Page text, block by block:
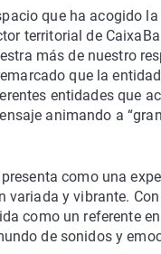
que ha acogido
territorial de
más de nuestro
que la
entidades que
animando a
como una
variada y vibrante.
como un referente
de sonidos y